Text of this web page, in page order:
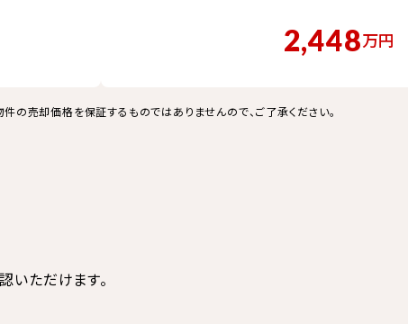
2,448万円
売却価格を保証するものではありませんので、ご了承ください。
いただけます。